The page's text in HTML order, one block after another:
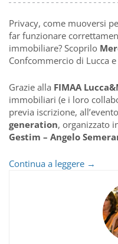
Privacy, come muoversi
far funzionare
immobiliare? Scoprilo
Confcommercio di Lucca
Grazie alla FIMAA
immobiliari (e i loro
previa iscrizione, all’evento
generation, organizzato
Gestim – Angelo
Continua a leggere Siti
Privacy
Lead
→